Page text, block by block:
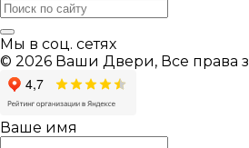
Мы в соц. сетях
© 2026 Ваши Двери, Все права
Ваше имя